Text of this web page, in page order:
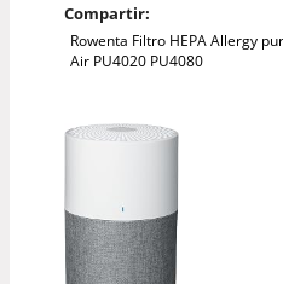
Compartir:
Rowenta Filtro HEPA Allergy
Air PU4020 PU4080